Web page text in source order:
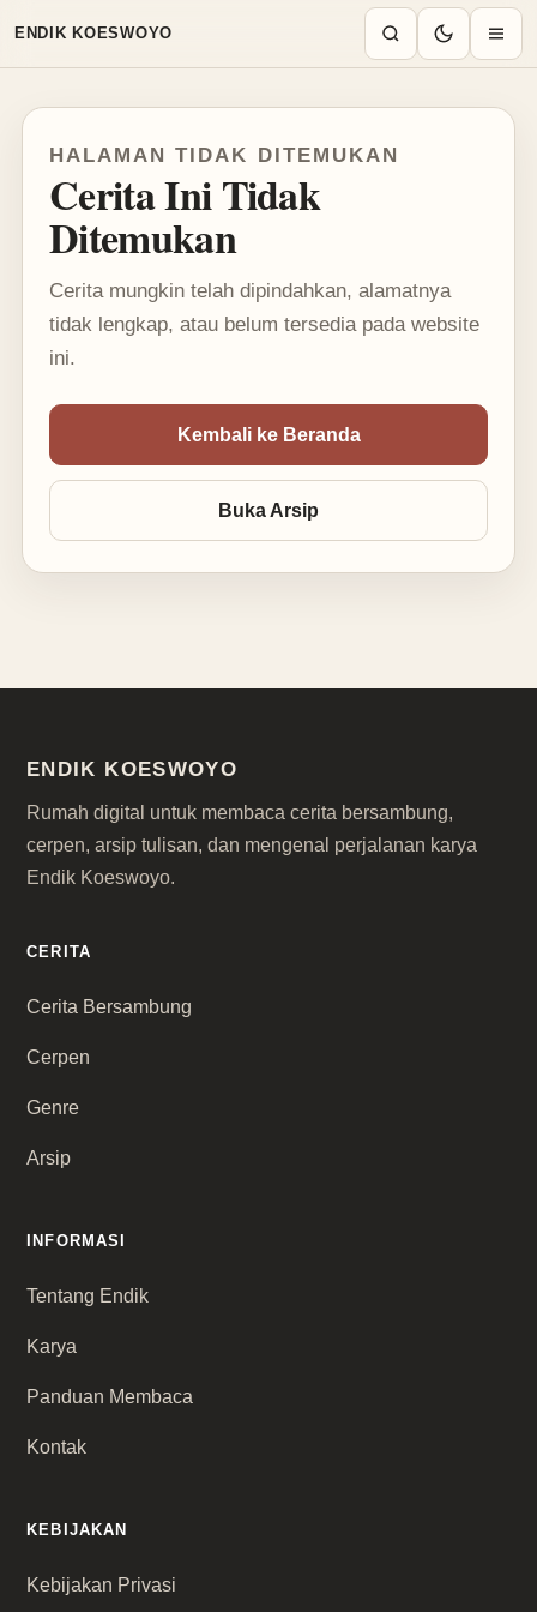
ENDIK KOESWOYO
HALAMAN TIDAK DITEMUKAN
Cerita Ini Tidak
Ditemukan
Cerita mungkin telah dipindahkan, alamatnya
tidak lengkap, atau belum tersedia pada website
ini.
Kembali ke Beranda
Buka Arsip
ENDIK KOESWOYO
Rumah digital untuk membaca cerita bersambung,
cerpen, arsip tulisan, dan mengenal perjalanan karya
Endik Koeswoyo.
CERITA
Cerita Bersambung
Cerpen
Genre
Arsip
INFORMASI
Tentang Endik
Karya
Panduan Membaca
Kontak
KEBIJAKAN
Kebijakan Privasi